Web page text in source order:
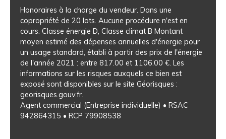
Honoraires à la charge du vendeur. Dans une
copropriété de 20 lots. Aucune procédure n'est en
cours. Classe énergie D, Classe climat B Montant
moyen estimé des dépenses annuelles d'énergie pour
un usage standard, établi à partir des prix de l'énergie
de l'année 2021 : entre 817.00 et 1106.00 €. Les
informations sur les risques auxquels ce bien est
exposé sont disponibles sur le site Géorisques :
georisques.gouv.fr.
Agent commercial (Entreprise individuelle) • RSAC
942864315 • RCP 79908538